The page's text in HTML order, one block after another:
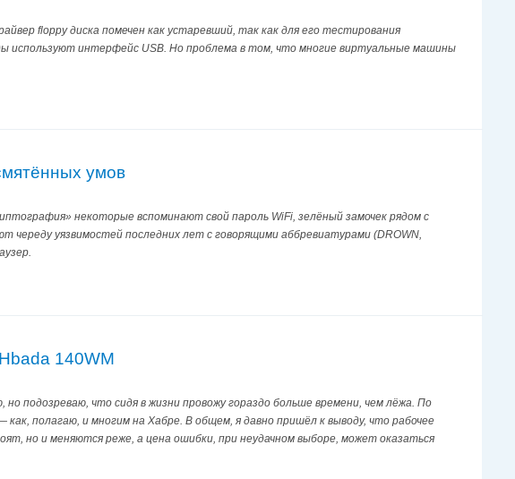
floppy диска помечен как устаревший, так как для его тестирования
используют интерфейс USB. Но проблема в том, что многие виртуальные машины
умов
некоторые вспоминают свой пароль WiFi, зелёный замочек рядом с
череду уязвимостей последних лет с говорящими аббревиатурами (DROWN,
140WM
но подозреваю, что сидя в жизни провожу гораздо больше времени, чем лёжа. По
полагаю, и многим на Хабре. В общем, я давно пришёл к выводу, что рабочее
но и меняются реже, а цена ошибки, при неудачном выборе, может оказаться